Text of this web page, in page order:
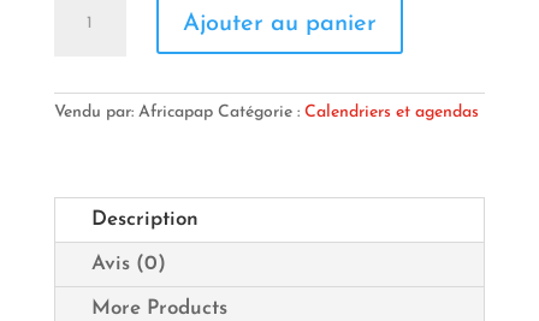
Imprimante
LBP
633
Ajouter au panier
Vendu par: Africapap Catégorie : Calendriers et agendas
Description
Avis (0)
More Products